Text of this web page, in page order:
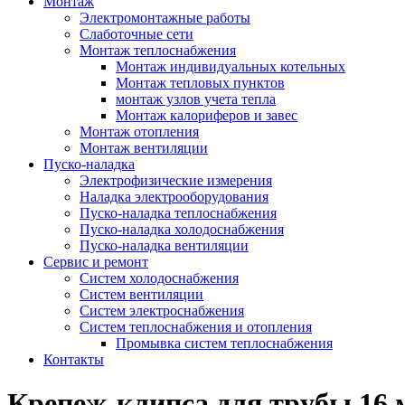
Электромонтажные работы
Слаботочные сети
Монтаж теплоснабжения
Монтаж индивидуальных котельных
Монтаж тепловых пунктов
монтаж узлов учета тепла
Монтаж калориферов и завес
Монтаж отопления
Монтаж вентиляции
Пуско-наладка
Электрофизические измерения
Наладка электрооборудования
Пуско-наладка теплоснабжения
Пуско-наладка холодоснабжения
Пуско-наладка вентиляции
Сервис и ремонт
Систем холодоснабжения
Систем вентиляции
Систем электроснабжения
Систем теплоснабжения и отопления
Промывка систем теплоснабжения
Контакты